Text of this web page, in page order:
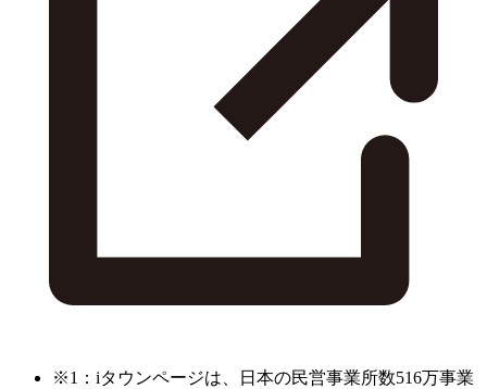
※1：iタウンページは、日本の民営事業所数516万事業